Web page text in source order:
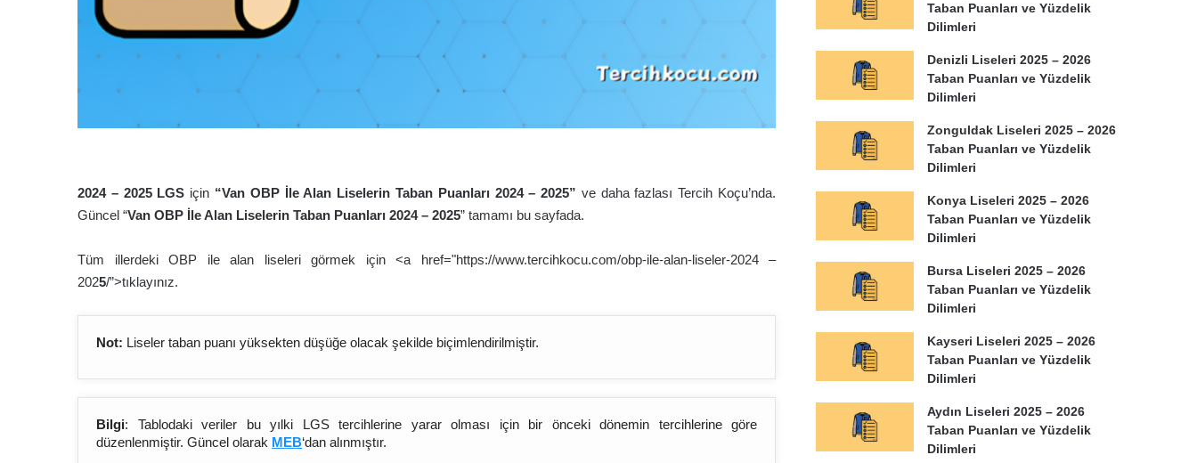
2024 – 2025 LGS için “Van OBP İle Alan Liselerin Taban Puanları 2024 – 2025” ve daha fazlası Tercih Koçu’nda.
Güncel “Van OBP İle Alan Liselerin Taban Puanları 2024 – 2025” tamamı bu sayfada.
Tüm illerdeki OBP ile alan liseleri görmek için <a href="https://www.tercihkocu.com/obp-ile-alan-liseler-2024 –
2025/”>tıklayınız.
Not: Liseler taban puanı yüksekten düşüğe olacak şekilde biçimlendirilmiştir.
Bilgi: Tablodaki veriler bu yılki LGS tercihlerine yarar olması için bir önceki dönemin tercihlerine göre
düzenlenmiştir. Güncel olarak MEB‘dan alınmıştır.
Taban Puanları ve Yüzdelik
Dilimleri
Denizli Liseleri 2025 – 2026
Taban Puanları ve Yüzdelik
Dilimleri
Zonguldak Liseleri 2025 – 2026
Taban Puanları ve Yüzdelik
Dilimleri
Konya Liseleri 2025 – 2026
Taban Puanları ve Yüzdelik
Dilimleri
Bursa Liseleri 2025 – 2026
Taban Puanları ve Yüzdelik
Dilimleri
Kayseri Liseleri 2025 – 2026
Taban Puanları ve Yüzdelik
Dilimleri
Aydın Liseleri 2025 – 2026
Taban Puanları ve Yüzdelik
Dilimleri